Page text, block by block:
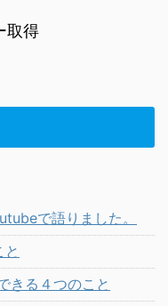
取得
で語りました。
と
きる４つのこと